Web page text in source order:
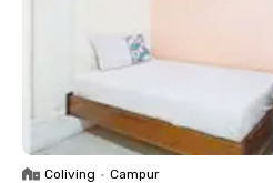
Coliving • Campur